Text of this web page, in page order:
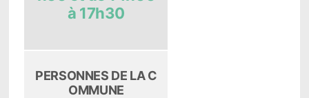
à 17h30
PERSONNES DE LA C
OMMUNE